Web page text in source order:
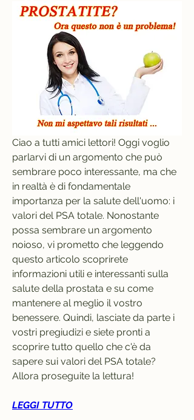
Ciao a tutti amici lettori! Oggi voglio
parlarvi di un argomento che può
sembrare poco interessante, ma che
in realtà è di fondamentale
importanza per la salute dell'uomo: i
valori del PSA totale. Nonostante
possa sembrare un argomento
noioso, vi prometto che leggendo
questo articolo scoprirete
informazioni utili e interessanti sulla
salute della prostata e su come
mantenere al meglio il vostro
benessere. Quindi, lasciate da parte i
vostri pregiudizi e siete pronti a
scoprire tutto quello che c'è da
sapere sui valori del PSA totale?
Allora proseguite la lettura!
LEGGI TUTTO